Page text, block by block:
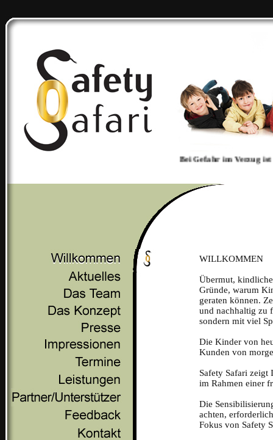
Bei Gefahr im Verzug ist
WILLKOMMEN
Übermut,
Gründe, warum
geraten können.
und nachhaltig zu
sondern mit viel
Die Kinder von
Kunden von
Safety Safari zeigt
im Rahmen einer
Die
achten,
Fokus von Safety